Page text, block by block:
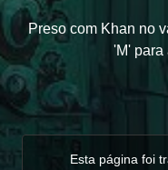
Preso com Khan no
'M' para
Esta página foi